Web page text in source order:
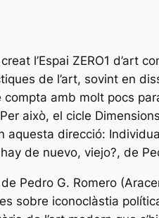
l’Espai ZERO1 d’art
de l’art, sovint en
amb molt pocs
això, el cicle
aquesta direcció:
de nuevo, viejo?, de
Pedro G. Romero
sobre iconoclàstia